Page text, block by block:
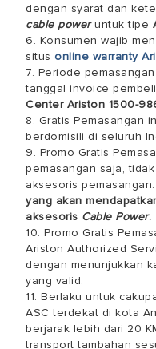
dengan syarat dan
cable poweruntuk tipe
6. Konsumen wajib
situs online warranty
7. Periode pemasangan
tanggal invoice
Center Ariston 1500-
8. Gratis Pemasangan
berdomisili di seluruh
9. Promo Gratis
pemasangan saja,
aksesoris
yang akan
aksesoris Cable Power.
10. Promo Gratis
Ariston Authorized
dengan menunjukkan
yang valid.
11. Berlaku untuk
ASC terdekat di kota
berjarak lebih dari 20
transport tambahan